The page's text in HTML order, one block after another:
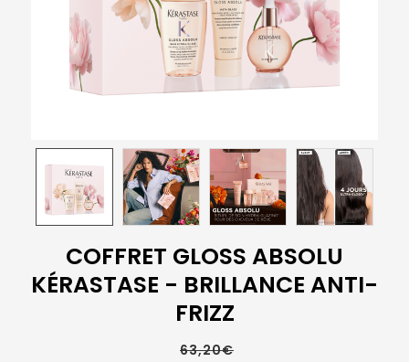
COFFRET GLOSS ABSOLU
KÉRASTASE - BRILLANCE ANTI-
FRIZZ
63,20€